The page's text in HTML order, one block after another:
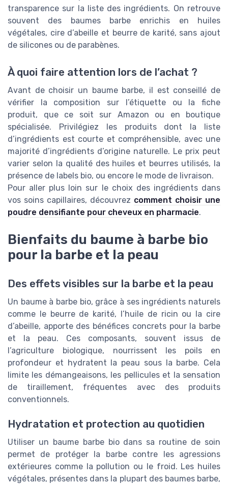
transparence sur la liste des ingrédients. On retrouve
souvent des baumes barbe enrichis en huiles
végétales, cire d’abeille et beurre de karité, sans ajout
de silicones ou de parabènes.
À quoi faire attention lors de l’achat ?
Avant de choisir un baume barbe, il est conseillé de
vérifier la composition sur l’étiquette ou la fiche
produit, que ce soit sur Amazon ou en boutique
spécialisée. Privilégiez les produits dont la liste
d’ingrédients est courte et compréhensible, avec une
majorité d’ingrédients d’origine naturelle. Le prix peut
varier selon la qualité des huiles et beurres utilisés, la
présence de labels bio, ou encore le mode de livraison.
Pour aller plus loin sur le choix des ingrédients dans
vos soins capillaires, découvrez comment choisir une
poudre densifiante pour cheveux en pharmacie.
Bienfaits du baume à barbe bio
pour la barbe et la peau
Des effets visibles sur la barbe et la peau
Un baume à barbe bio, grâce à ses ingrédients naturels
comme le beurre de karité, l’huile de ricin ou la cire
d’abeille, apporte des bénéfices concrets pour la barbe
et la peau. Ces composants, souvent issus de
l’agriculture biologique, nourrissent les poils en
profondeur et hydratent la peau sous la barbe. Cela
limite les démangeaisons, les pellicules et la sensation
de tiraillement, fréquentes avec des produits
conventionnels.
Hydratation et protection au quotidien
Utiliser un baume barbe bio dans sa routine de soin
permet de protéger la barbe contre les agressions
extérieures comme la pollution ou le froid. Les huiles
végétales, présentes dans la plupart des baumes barbe,